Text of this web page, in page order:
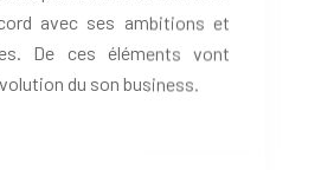
De ces éléments vont
du son business.